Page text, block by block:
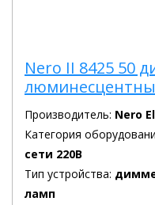
Nero II 8425 50
Производитель: Nero
Категория
сети 220В
Тип устройства:
ламп